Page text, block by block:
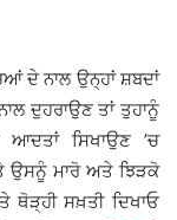
ਦੇ ਨਾਲ ਉਨ੍ਹਾਂ ਸ਼ਬਦਾਂ
ਦੁਹਰਾਉਣ ਤਾਂ ਤੁਹਾਨੂੰ
ਸਿਖਾਉਣ ’ਚ
ਉਸਨੂੰ ਮਾਰੋ ਅਤੇ ਝਿੜਕੋ
ਥੋੜ੍ਹੀ ਸਖ਼ਤੀ ਦਿਖਾਓ